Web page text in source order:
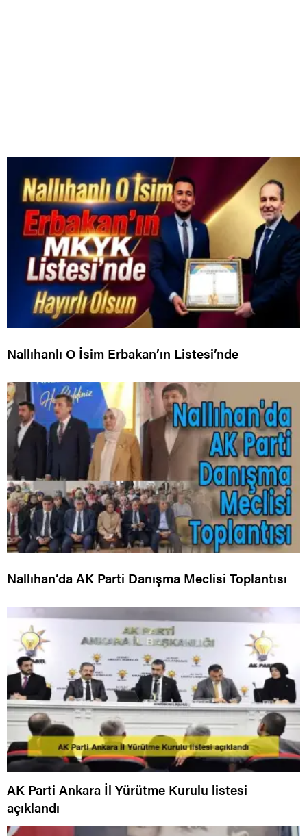
Nallıhanlı O İsim Erbakan’ın Listesi’nde
Nallıhan’da AK Parti Danışma Meclisi Toplantısı
AK Parti Ankara İl Yürütme Kurulu listesi
açıklandı